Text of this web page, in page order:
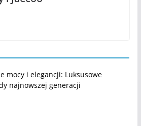
mocy i elegancji: Luksusowe
najnowszej generacji